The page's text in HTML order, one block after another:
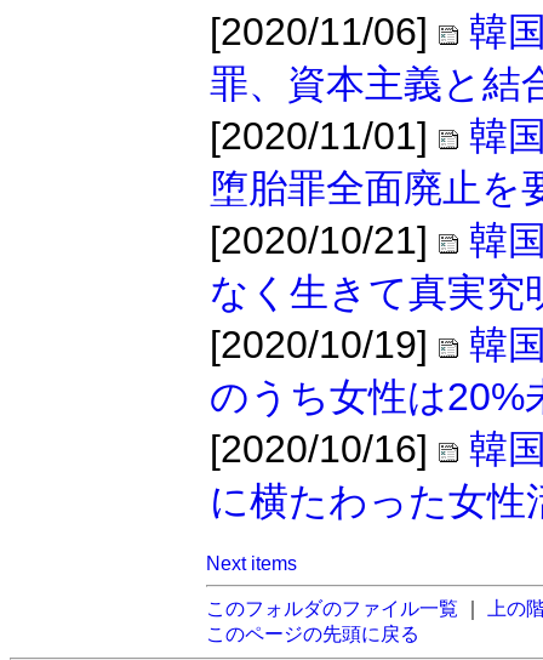
[2020/11/06]
韓
罪、資本主義と結
[2020/11/01]
韓
堕胎罪全面廃止を
[2020/10/21]
韓
なく生きて真実究
[2020/10/19]
韓
のうち女性は20%
[2020/10/16]
韓
に横たわった女性
Next items
このフォルダのファイル一覧
上の
このページの先頭に戻る